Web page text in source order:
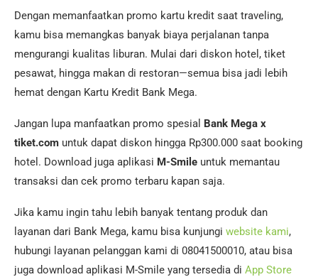
Dengan memanfaatkan promo kartu kredit saat traveling,
kamu bisa memangkas banyak biaya perjalanan tanpa
mengurangi kualitas liburan. Mulai dari diskon hotel, tiket
pesawat, hingga makan di restoran—semua bisa jadi lebih
hemat dengan Kartu Kredit Bank Mega.
Jangan lupa manfaatkan promo spesial Bank Mega x
tiket.com untuk dapat diskon hingga Rp300.000 saat booking
hotel. Download juga aplikasi M-Smile untuk memantau
transaksi dan cek promo terbaru kapan saja.
Jika kamu ingin tahu lebih banyak tentang produk dan
layanan dari Bank Mega, kamu bisa kunjungi website kami,
hubungi layanan pelanggan kami di 08041500010, atau bisa
juga download aplikasi M-Smile yang tersedia di App Store